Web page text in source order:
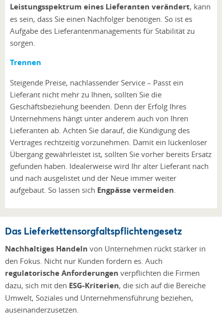
Leistungsspektrum eines Lieferanten verändert, kann
es sein, dass Sie einen Nachfolger benötigen. So ist es
Aufgabe des Lieferantenmanagements für Stabilität zu
sorgen.
Trennen
Steigende Preise, nachlassender Service – Passt ein
Lieferant nicht mehr zu Ihnen, sollten Sie die
Geschäftsbeziehung beenden. Denn der Erfolg Ihres
Unternehmens hängt unter anderem auch von Ihren
Lieferanten ab. Achten Sie darauf, die Kündigung des
Vertrages rechtzeitig vorzunehmen. Damit ein lückenloser
Übergang gewährleistet ist, sollten Sie vorher bereits Ersatz
gefunden haben. Idealerweise wird Ihr alter Lieferant nach
und nach ausgelistet und der Neue immer weiter
aufgebaut. So lassen sich Engpässe vermeiden
Das Lieferkettensorgfaltspflichtengesetz
Nachhaltiges Handeln von Unternehmen rückt stärker in
den Fokus. Nicht nur Kunden fordern es. Auch
regulatorische Anforderungen verpflichten die Firmen
dazu, sich mit den ESG-Kriterien, die sich auf die Bereiche
Umwelt, Soziales und Unternehmensführung beziehen,
auseinanderzusetzen.